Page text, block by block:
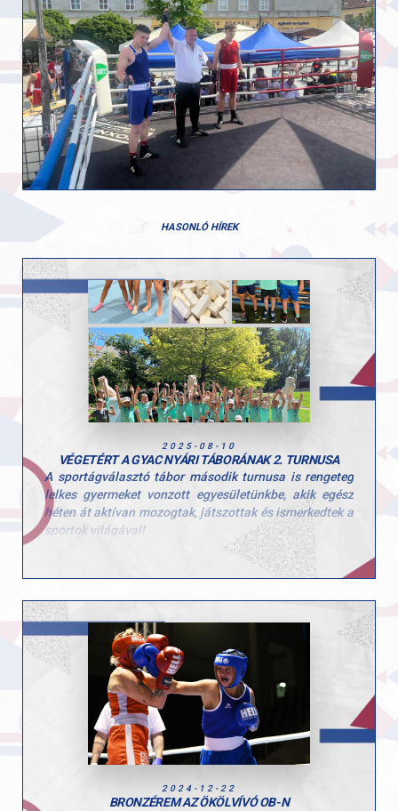
HASONLÓ HÍREK
2025-08-10
VÉGETÉRT A GYAC NYÁRI TÁBORÁNAK 2. TURNUSA
A sportágválasztó tábor második turnusa is rengeteg
lelkes gyermeket vonzott egyesületünkbe, akik egész
héten át aktívan mozogtak, játszottak és ismerkedtek a
sportok világával!
Ezúttal is sok-sok kisgyerek töltötte velünk a hetet, és
öröm volt látni, mennyi kíváncsisággal és energiával
hogy a gyerekek minél több mozgásformát
kipróbálhassanak, és ebben a turnusban is 10
különböző sportággal találkozhattak!
Köszönjük minden edzőnek, segítőnek és szülőnek,
hogy hozzájárultak a hét sikeréhez és természetesen a
gyerekeknek is, hogy ilyen lelkes résztvevői voltak a
tábornak!
2024-12-22
BRONZÉREM AZ ÖKÖLVÍVÓ OB-N